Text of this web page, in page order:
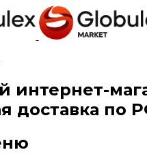
интернет-
доставка по